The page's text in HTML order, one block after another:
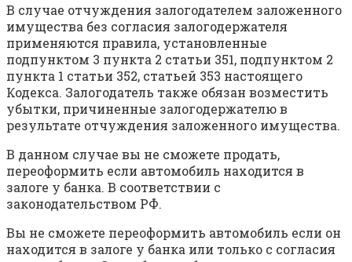
В случае отчуждения залогодателем заложенного
имущества без согласия залогодержателя
применяются правила, установленные
подпунктом 3 пункта 2 статьи 351, подпунктом 2
пункта 1 статьи 352, статьей 353 настоящего
Кодекса. Залогодатель также обязан возместить
убытки, причиненные залогодержателю в
результате отчуждения заложенного имущества.
В данном случае вы не сможете продать,
переоформить если автомобиль находится в
залоге у банка. В соответствии с
законодательством РФ.
Вы не сможете переоформить автомобиль если он
находится в залоге у банка или только с согласия